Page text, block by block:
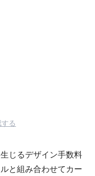
る
じるデザイン手数料
と組み合わせてカー